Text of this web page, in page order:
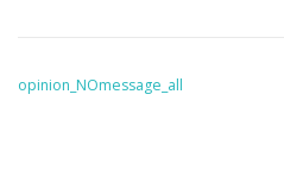
opinion_NOmessage_all